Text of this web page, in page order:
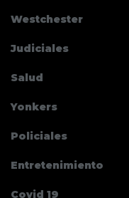
Westchester
Judiciales
Salud
Yonkers
Policiales
Entretenimiento
Covid 19